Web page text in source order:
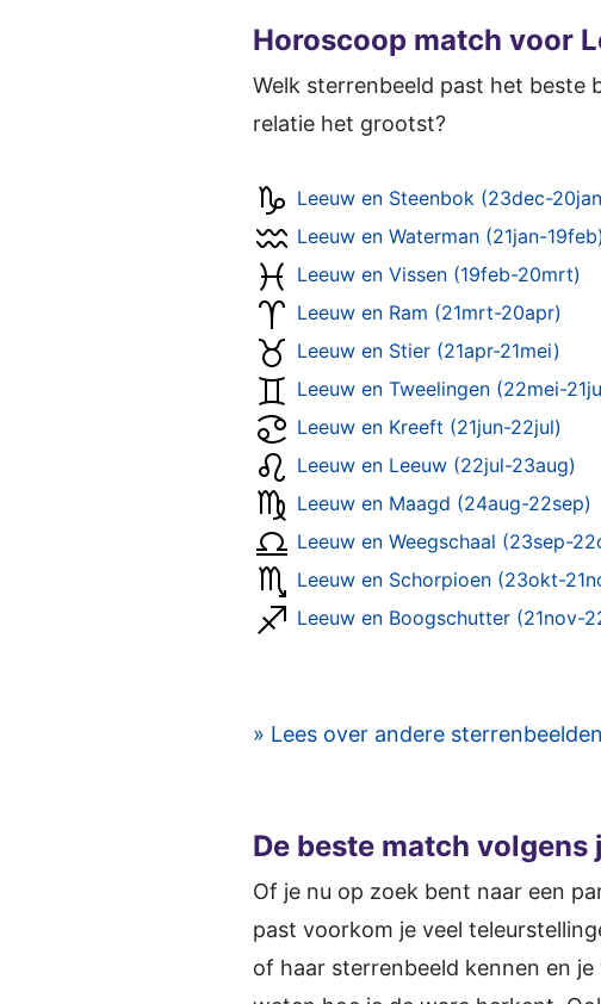
Horoscoop match voor
Welk sterrenbeeld past het beste
relatie het grootst?
Leeuw en Steenbok (23dec-
Leeuw en Waterman (21jan-19feb)
Leeuw en Vissen (19feb-20mrt)
Leeuw en Ram (21mrt-20apr)
Leeuw en Stier (21apr-21mei)
Leeuw en Tweelingen (22mei-
Leeuw en Kreeft (21jun-22jul)
Leeuw en Leeuw (22jul-23aug)
Leeuw en Maagd (24aug-22sep)
Leeuw en Weegschaal (23sep-
Leeuw en Schorpioen (23okt-
Leeuw en Boogschutter (21nov-
» Lees over andere sterrenbeelden
De beste match
Of je nu op zoek bent naar een
past voorkom je veel
of haar sterrenbeeld kennen en